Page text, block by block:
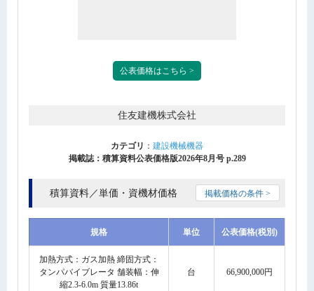
公表価格はこちら >
住友建機株式会社
カテゴリ ： 建設機械機器
掲載誌：積算資料公表価格版2026年8月号 p.289
積算資料／単価・資機材価格 掲載価格の条件 >
規格 単位 公表価格(税別)
加熱方式：ガス加熱 締固方式：
タンパバイブレータ 舗装幅：伸
縮2.3-6.0m 質量13.86t
台 66,900,000円